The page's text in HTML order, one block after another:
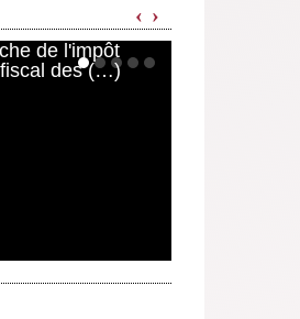
‹ ›